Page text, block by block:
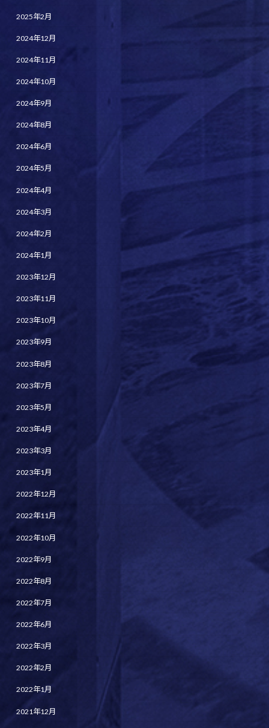
2025年2月
2024年12月
2024年11月
2024年10月
2024年9月
2024年8月
2024年6月
2024年5月
2024年4月
2024年3月
2024年2月
2024年1月
2023年12月
2023年11月
2023年10月
2023年9月
2023年8月
2023年7月
2023年5月
2023年4月
2023年3月
2023年1月
2022年12月
2022年11月
2022年10月
2022年9月
2022年8月
2022年7月
2022年6月
2022年3月
2022年2月
2022年1月
2021年12月